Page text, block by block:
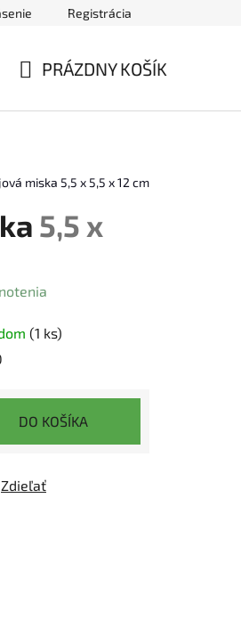
Registrácia
PRÁZDNY KOŠÍK
miska 5,5 x 5,5 x 12 cm
5,5 x
(1 ks)
DO KOŠÍKA
Zdieľať